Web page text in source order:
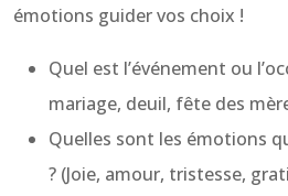
émotions guider vos choix !
Quel est l’événement ou
mariage, deuil, fête des
Quelles sont les émotions
? (Joie, amour, tristesse,